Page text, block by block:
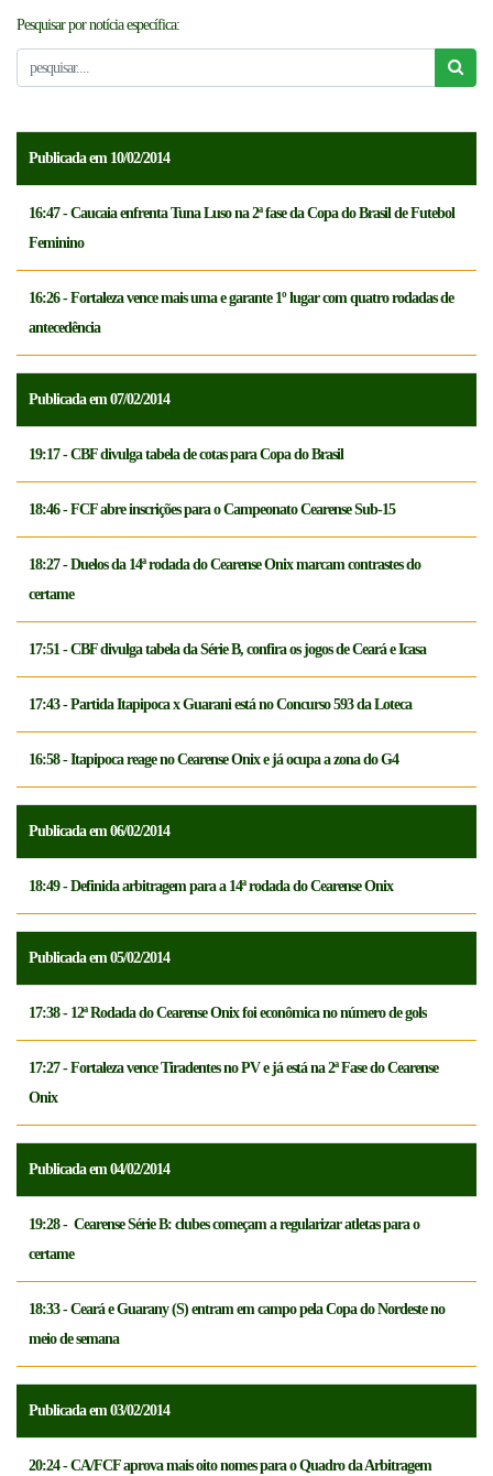
NOTICÍAS
CREDENCIAMENTO
Pesquisar por notícia específica:
Publicada em 10/02/2014
16:47 - Caucaia enfrenta Tuna Luso na 2ª fase da Copa do Brasil de Futebol
Feminino
16:26 - Fortaleza vence mais uma e garante 1º lugar com quatro rodadas de
antecedência
Publicada em 07/02/2014
19:17 - CBF divulga tabela de cotas para Copa do Brasil
18:46 - FCF abre inscrições para o Campeonato Cearense Sub-15
18:27 - Duelos da 14ª rodada do Cearense Onix marcam contrastes do
certame
17:51 - CBF divulga tabela da Série B, confira os jogos de Ceará e Icasa
17:43 - Partida Itapipoca x Guarani está no Concurso 593 da Loteca
16:58 - Itapipoca reage no Cearense Onix e já ocupa a zona do G4
Publicada em 06/02/2014
18:49 - Definida arbitragem para a 14ª rodada do Cearense Onix
Publicada em 05/02/2014
17:38 - 12ª Rodada do Cearense Onix foi econômica no número de gols
17:27 - Fortaleza vence Tiradentes no PV e já está na 2ª Fase do Cearense
Onix
Publicada em 04/02/2014
19:28 - Cearense Série B: clubes começam a regularizar atletas para o
certame
18:33 - Ceará e Guarany (S) entram em campo pela Copa do Nordeste no
meio de semana
Publicada em 03/02/2014
20:24 - CA/FCF aprova mais oito nomes para o Quadro da Arbitragem